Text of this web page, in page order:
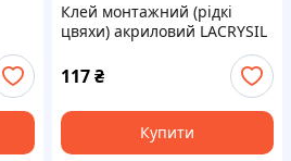
Клей монтажний (рідкі
цвяхи) акриловий LACRYSIL
Декор 280 мл/440 г білий
117₴
Купити